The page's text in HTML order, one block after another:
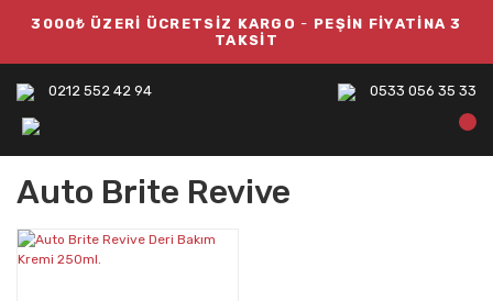
3000₺ ÜZERİ ÜCRETSİZ KARGO - PEŞİN FİYATİNA 3
TAKSİT
0212 552 42 94 0533 056 35 33
Auto Brite Revive